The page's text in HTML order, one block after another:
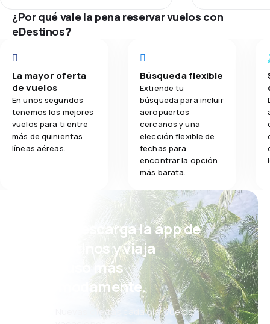
Precio del billete
5,0
Transporte de equipaje 5,0
Comidas 4,0
Red de
Comodidad
Transporte
¿Por qué vale la pena reservar vuelos con
eDestinos?
La mayor oferta
de vuelos
En unos segundos
tenemos los mejores
vuelos para ti entre
más de quinientas
líneas aéreas.
Búsqueda flexible
Extiende tu
búsqueda para incluir
aeropuertos
cercanos y una
elección flexible de
fechas para
encontrar la opción
más barata.
¡Eh! Descarga la app de
eDestinos y viaja
incluso más
cómodamente.
Nuevas ofertas cada día: vuelos,